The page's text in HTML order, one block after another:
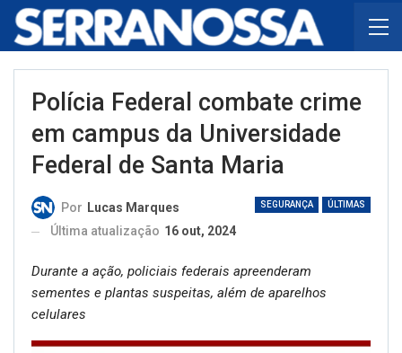
Polícia Federal combate crime
em campus da Universidade
Federal de Santa Maria
SEGURANÇA ÚLTIMAS
Por Lucas Marques
Última atualização 16 out, 2024
Durante a ação, policiais federais apreenderam
sementes e plantas suspeitas, além de aparelhos
celulares